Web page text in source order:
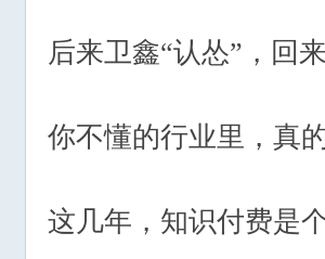
后来卫鑫“认怂”，回
你不懂的行业里，真
这几年，知识付费是